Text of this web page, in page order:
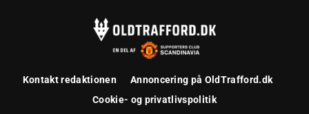
Kontakt redaktionen
Annoncering på OldTrafford.dk
Cookie- og privatlivspolitik